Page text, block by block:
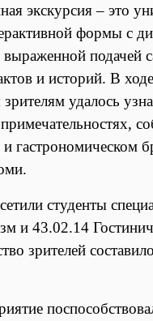
экскурсия – это
формы с
подачей
и историй. В ходе
зрителям удалось
гастрономическом
студенты
и 43.02.14
зрителей